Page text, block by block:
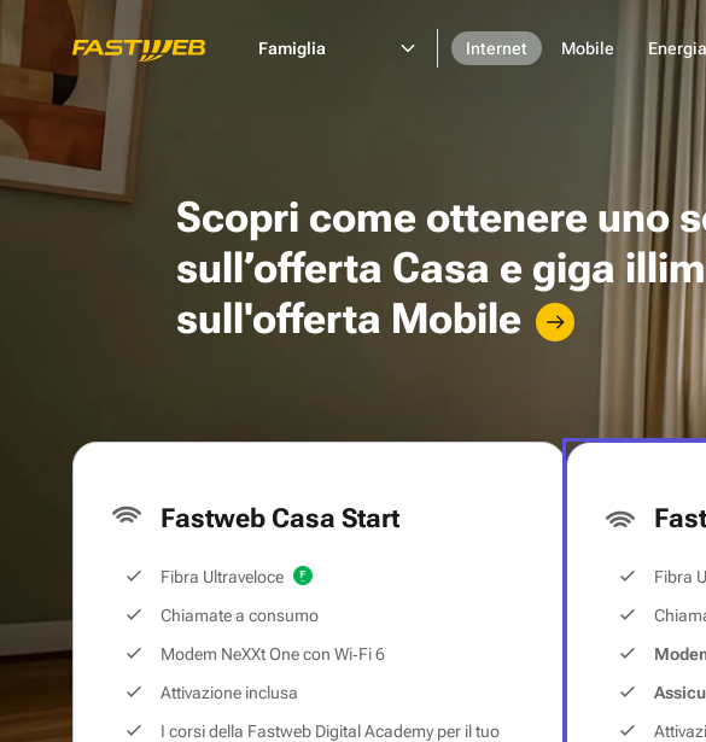
Famiglia Internet Mobile Energia
Scopri come ottenere uno
sull’offerta Casa e giga
sull'offerta Mobile
Fastweb Casa Start
Fibra Ultraveloce
Chiamate a consumo
Modem NeXXt One con Wi‑Fi 6
Attivazione inclusa
I corsi della Fastweb Digital Academy per il tuo
Fibra